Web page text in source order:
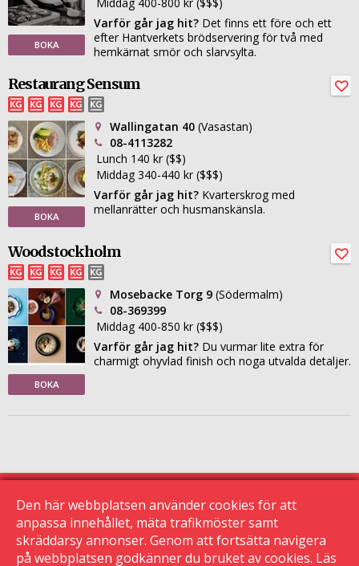
BOKA
Middag 400-800 kr ($$$)
Varför går jag hit? Det finns ett före och ett
efter Hantverkets brödservering för två med
hemkärnat smör och slarvsylta.
Restaurang Sensum
BOKA
Wallingatan 40 (Vasastan)
08-4113282
Lunch 140 kr ($$)
Middag 340-440 kr ($$$)
Varför går jag hit? Kvarterskrog med
mellanrätter och husmanskänsla.
Woodstockholm
BOKA
Mosebacke Torg 9 (Södermalm)
08-369399
Middag 400-850 kr ($$$)
Varför går jag hit? Du vurmar lite extra för
charmigt ohyvlad finish och noga utvalda detaljer.
© 2015 Krogguiden.se
113 24 Stockholm
Den här webbplatsen använder cookies för att
anpassa innehållet, mäta trafikmöster samt
skräddarsy annonser. Genom att fortsätta navigera
på webbplatsen godkänner du bruket av cookies. Läs